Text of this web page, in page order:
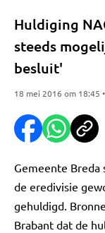
Huldiging
steeds
besluit'
18 mei 2016 om 18:45
Gemeente
de eredivisie
gehuldigd.
Brabant dat de